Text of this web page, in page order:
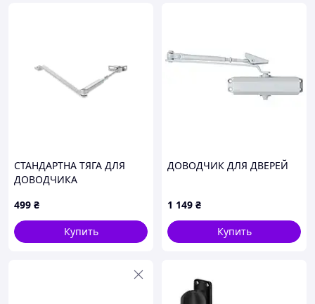
СТАНДАРТНА ТЯГА ДЛЯ
ДОВОДЧИКА
499 ₴
Купить
ДОВОДЧИК ДЛЯ ДВЕРЕЙ
1 149 ₴
Купить